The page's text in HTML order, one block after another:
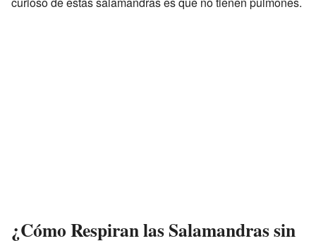
¿Cómo Respiran las Salamandras sin